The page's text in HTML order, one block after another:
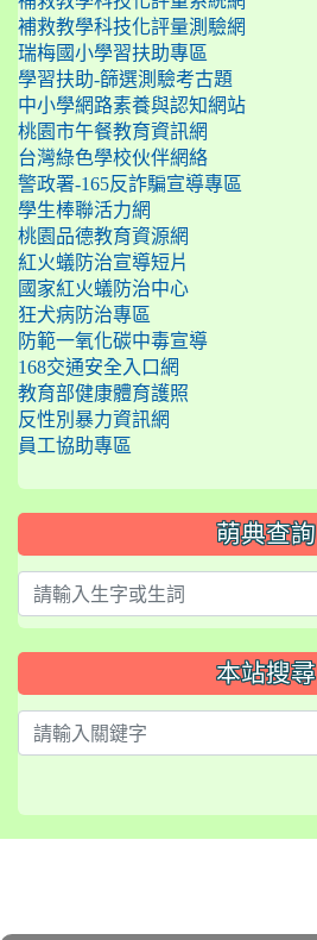
補救教學科技化評量測驗網
瑞梅國小學習扶助專區
學習扶助-篩選測驗考古題
中小學網路素養與認知網站
桃園市午餐教育資訊網
台灣綠色學校伙伴網絡
警政署-165反詐騙宣導專區
學生棒聯活力網
桃園品德教育資源網
紅火蟻防治宣導短片
國家紅火蟻防治中心
狂犬病防治專區
防範一氧化碳中毒宣導
168交通安全入口網
教育部健康體育護照
反性別暴力資訊網
員工協助專區
萌典查詢
本站搜尋